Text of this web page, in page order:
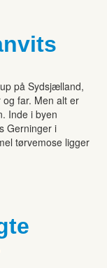
på Sydsjælland,
far. Men alt er
Inde i byen
Gerninger i
tørvemose ligger